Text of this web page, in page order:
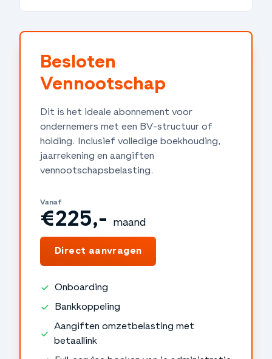
Besloten
Vennootschap
Dit is het ideale abonnement voor
ondernemers met een BV-structuur of
holding. Inclusief volledige boekhouding,
jaarrekening en aangiften
vennootschapsbelasting.
Vanaf
€225,- maand
€2.700,-jaar
Direct aanvragen
Onboarding
Bankkoppeling
Aangiften omzetbelasting met
betaallink